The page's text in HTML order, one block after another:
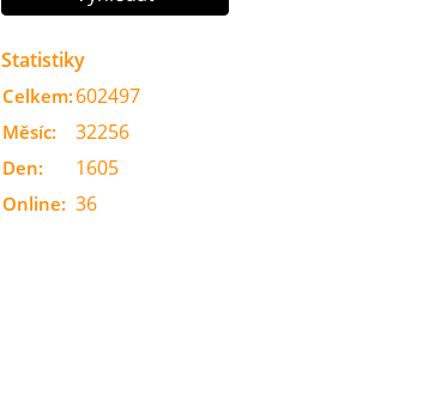
Statistiky
Online: 36
Celkem: 602497
Měsíc: 32256
Den: 1605